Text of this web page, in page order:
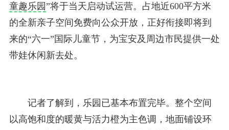
童趣乐园”将于当天启动试运营。占地近600平方米
的全新亲子空间免费向公众开放，正好衔接即将到
来的“六一”国际儿童节，为宝安及周边市民提供一处
带娃休闲新去处。
记者了解到，乐园已基本布置完毕。整个空间
以高饱和度的暖黄与活力橙为主色调，地面铺设环